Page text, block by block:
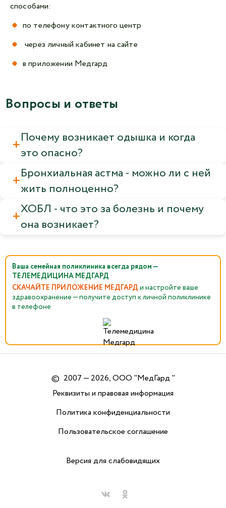
способами:
по телефону контактного центр
через личный кабинет на сайте
в приложении Медгард
Вопросы и ответы
Почему возникает одышка и когда
это опасно?
Бронхиальная астма - можно ли с ней
жить полноценно?
ХОБЛ - что это за болезнь и почему
она возникает?
Ваша семейная поликлиника всегда рядом —
ТЕЛЕМЕДИЦИНА МЕДГАРД
СКАЧАЙТЕ ПРИЛОЖЕНИЕ МЕДГАРД и настройте ваше
здравоохранение — получите доступ к личной поликлинике
в телефоне
© 2007 — 2026, ООО "МедГард "
Реквизиты и правовая информация
Политика конфиденциальности
Пользовательское соглашение
Версия для слабовидящих